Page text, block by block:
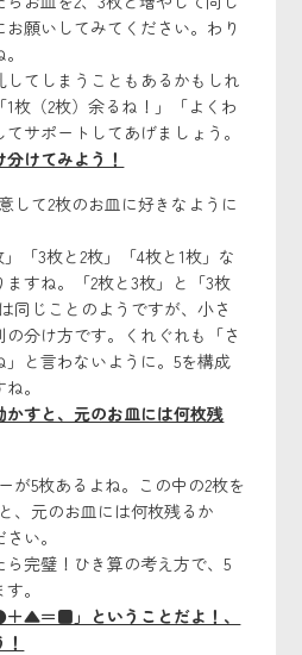
願いしてみてください。わり
てしまうこともあるかもしれ
枚（2枚）余るね！」「よくわ
サポートしてあげましょう。
けてみよう！
して2枚のお皿に好きなように
」「3枚と2枚」「4枚と1枚」な
すね。「2枚と3枚」と「3枚
同じことのようですが、小さ
分け方です。くれぐれも「さ
」と言わないように。5を構成
。
すと、元のお皿には何枚残
が5枚あるよね。この中の2枚を
、元のお皿には何枚残るか
い。
完璧！ひき算の考え方で、5
。
▲＝■」ということだよ！、